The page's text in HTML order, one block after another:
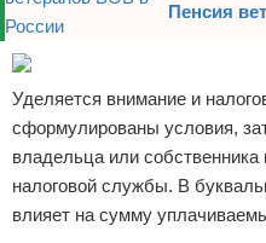
Пенсия
Уделяется внимание и
сформулированы условия,
владельца или
налоговой службы. В
влияет на сумму